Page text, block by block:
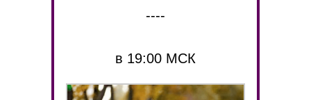
----
в 19:00 МСК